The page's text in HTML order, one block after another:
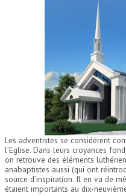
Les adventistes se considèrent
l’Eglise. Dans leurs croyances
on retrouve des éléments
anabaptistes aussi (qui ont
source d’inspiration. Il en va de
étaient importants au dix-